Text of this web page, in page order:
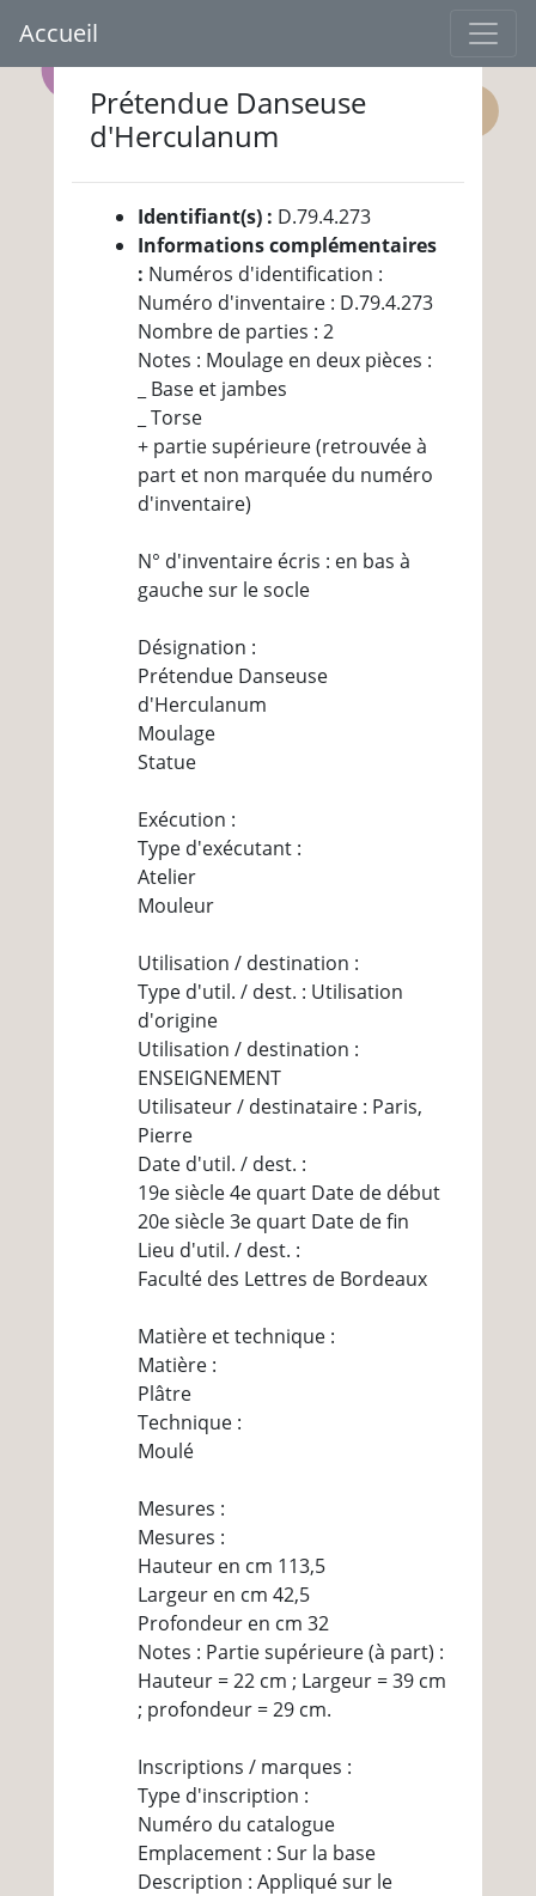
Accueil
Prétendue Danseuse
d'Herculanum
Identifiant(s) : D.79.4.273
Informations complémentaires
: Numéros d'identification :
Numéro d'inventaire : D.79.4.273
Nombre de parties : 2
Notes : Moulage en deux pièces :
_ Base et jambes
_ Torse
+ partie supérieure (retrouvée à
part et non marquée du numéro
d'inventaire)
N° d'inventaire écris : en bas à
gauche sur le socle
Désignation :
Prétendue Danseuse
d'Herculanum
Moulage
Statue
Exécution :
Type d'exécutant :
Atelier
Mouleur
Utilisation / destination :
Type d'util. / dest. : Utilisation
d'origine
Utilisation / destination :
ENSEIGNEMENT
Utilisateur / destinataire : Paris,
Pierre
Date d'util. / dest. :
19e siècle 4e quart Date de début
20e siècle 3e quart Date de fin
Lieu d'util. / dest. :
Faculté des Lettres de Bordeaux
Matière et technique :
Matière :
Plâtre
Technique :
Moulé
Mesures :
Mesures :
Hauteur en cm 113,5
Largeur en cm 42,5
Profondeur en cm 32
Notes : Partie supérieure (à part) :
Hauteur = 22 cm ; Largeur = 39 cm
; profondeur = 29 cm.
Inscriptions / marques :
Type d'inscription :
Numéro du catalogue
Emplacement : Sur la base
Description : Appliqué sur le